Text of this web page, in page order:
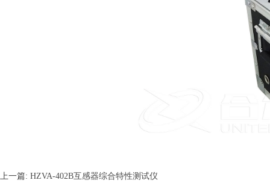
上一篇: HZVA-402B互感器综合特性测试仪